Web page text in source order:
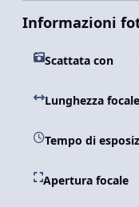
Informazioni
Scattata con
Lunghezza focale
Tempo di
Apertura focale